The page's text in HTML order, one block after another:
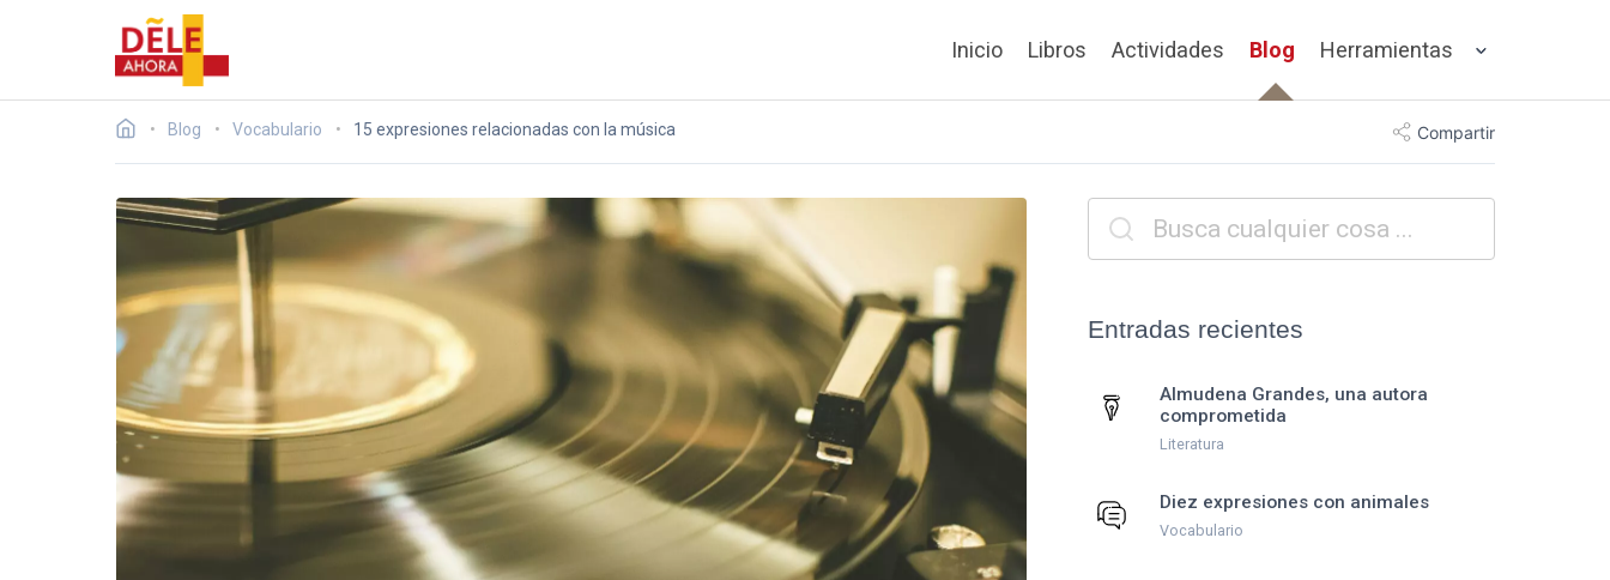
Inicio Libros Actividades Blog Herramientas
Blog Vocabulario 15 expresiones relacionadas con la música Compartir
Entradas recientes
Almudena Grandes, una autora
comprometida
Literatura
Diez expresiones con animales
Vocabulario